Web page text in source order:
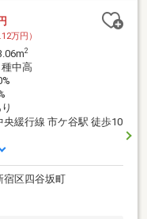
・弊社限定の物件、
万円）
2
中高
央緩行線 市ケ谷駅 徒歩10
宿区四谷坂町